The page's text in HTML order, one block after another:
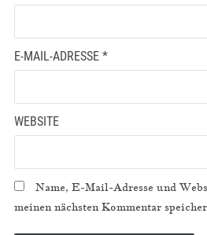
E-MAIL-ADRESSE *
WEBSITE
Name, E-Mail-Adresse und
meinen nächsten Kommentar